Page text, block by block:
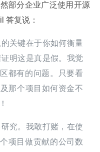
部分企业广泛使用开源
答复说：
关键在于你如何衡量
明这是真是假。我觉
都有的问题。只要看
那个项目如何资金不
究。我敢打赌，在使
项目做贡献的公司数